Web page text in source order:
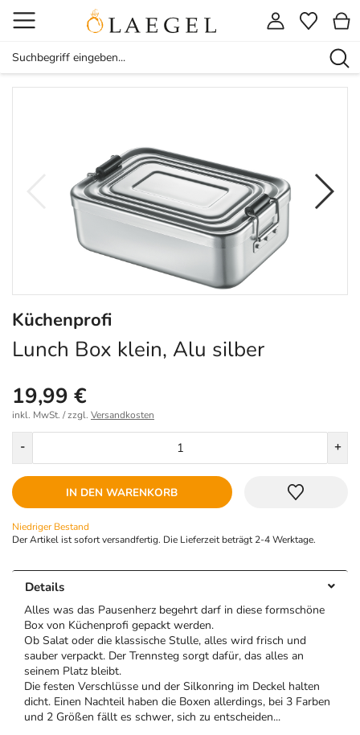
Küchenprofi
Lunch Box klein, Alu silber
19,99 €
inkl. MwSt. / zzgl. Versandkosten
- +
IN DEN WARENKORB
Niedriger Bestand
Der Artikel ist sofort versandfertig. Die Lieferzeit beträgt 2-4 Werktage.
Details
Alles was das Pausenherz begehrt darf in diese formschöne
Box von Küchenprofi gepackt werden.
Ob Salat oder die klassische Stulle, alles wird frisch und
sauber verpackt. Der Trennsteg sorgt dafür, das alles an
seinem Platz bleibt.
Die festen Verschlüsse und der Silkonring im Deckel halten
dicht. Einen Nachteil haben die Boxen allerdings, bei 3 Farben
und 2 Größen fällt es schwer, sich zu entscheiden...